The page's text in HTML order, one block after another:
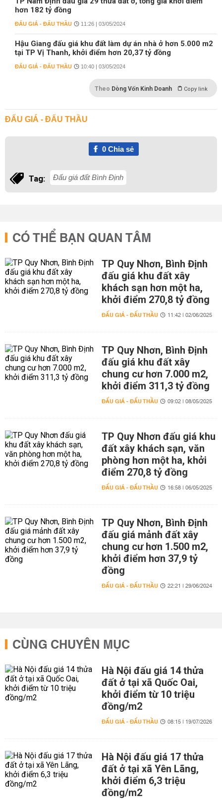
hơn 182 tỷ đồng
ĐẤU GIÁ - ĐẤU THẦU 11:26 | 03/05/2024
Hậu Giang đấu giá khu đất làm dự án nhà ở hơn 5.000 m2
tại TP Vị Thanh, khởi điểm hơn 20,37 tỷ đồng
ĐẤU GIÁ - ĐẤU THẦU 10:40 | 03/05/2024
Theo Dòng Vốn Kinh Doanh Copy link
ĐẤU GIÁ - ĐẤU THẦU
0Chia sẻ
Tag: Đấu giá đất Bình Định
CÓ THỂ BẠN QUAN TÂM
TP Quy Nhơn, Bình Định
đấu giá khu đất xây
khách sạn hơn một ha,
khởi điểm 270,8 tỷ đồng
ĐẤU GIÁ - ĐẤU THẦU 11:42 | 02/06/2025
TP Quy Nhơn, Bình Định
đấu giá khu đất xây
chung cư hơn 7.000 m2,
khởi điểm 311,3 tỷ đồng
ĐẤU GIÁ - ĐẤU THẦU 09:02 | 08/05/2025
TP Quy Nhơn đấu giá khu
đất xây khách sạn, văn
phòng hơn một ha, khởi
điểm 270,8 tỷ đồng
ĐẤU GIÁ - ĐẤU THẦU 16:58 | 06/05/2025
TP Quy Nhơn, Bình Định
đấu giá mảnh đất xây
chung cư hơn 1.500 m2,
khởi điểm hơn 37,9 tỷ
đồng
ĐẤU GIÁ - ĐẤU THẦU 22:21 | 29/06/2024
CÙNG CHUYÊN MỤC
Hà Nội đấu giá 14 thửa
đất ở tại xã Quốc Oai,
khởi điểm từ 10 triệu
đồng/m2
ĐẤU GIÁ - ĐẤU THẦU 08:15 | 19/07/2026
Hà Nội đấu giá 17 thửa
đất ở tại xã Yên Lãng,
khởi điểm 6,3 triệu
đồng/m2